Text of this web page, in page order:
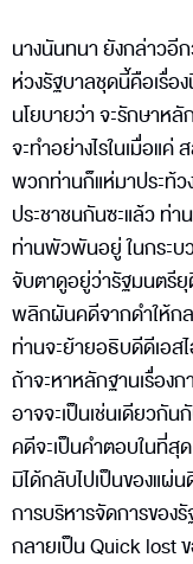
นางนันทนา ยังกล่าวอี
ห่วงรัฐบาลชุดนี้คือเรื่อ
นโยบายว่า จะรักษาห
จะทำอย่างไรในเมื่อแค่
พวกท่านก็แห่มาประท้ว
ประชาชนกันซะแล้ว ท่
ท่านพัวพันอยู่ ในกระบ
จับตาดูอยู่ว่ารัฐมนตรียุ
พลิกผันคดีจากดำให้กล
ท่านจะย้ายอธิบดีดีเอส
ถ้าจะหาหลักฐานเรื่อง
อาจจะเป็นเช่นเดียวกั
คดีจะเป็นคำตอบในที่สุ
มิได้กลับไปเป็นของแ
การบริหารจัดการของ
กลายเป็น Quick lost